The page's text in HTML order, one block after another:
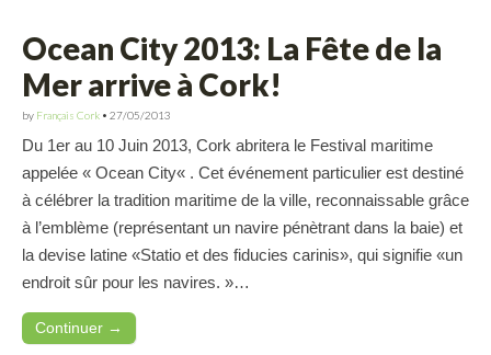
Ocean City 2013: La Fête de la
Mer arrive à Cork!
by Français Cork • 27/05/2013
Du 1er au 10 Juin 2013, Cork abritera le Festival maritime
appelée « Ocean City« . Cet événement particulier est destiné
à célébrer la tradition maritime de la ville, reconnaissable grâce
à l’emblème (représentant un navire pénètrant dans la baie) et
la devise latine «Statio et des fiducies carinis», qui signifie «un
endroit sûr pour les navires. »…
Continuer →